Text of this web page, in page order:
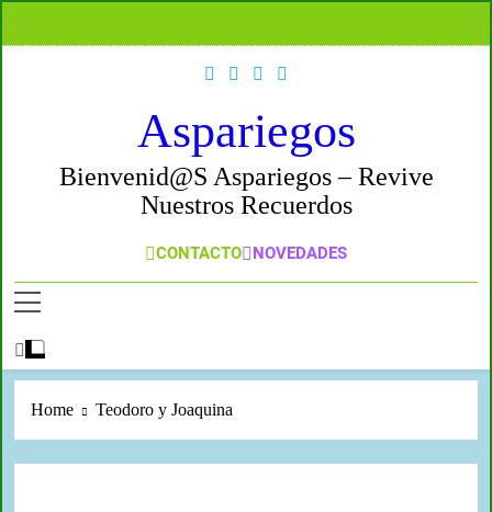
Aspariegos
Bienvenid@s Aspariegos – Revive
Nuestros Recuerdos
CONTACTO NOVEDADES
Home Teodoro y Joaquina